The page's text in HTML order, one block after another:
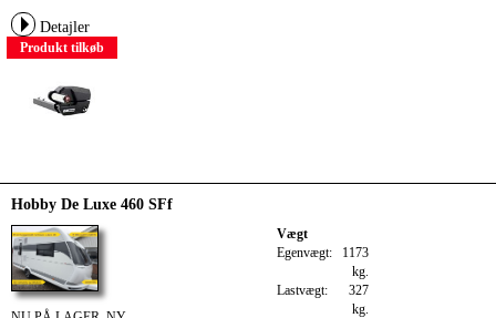
Detajler
Produkt tilkøb
Hobby De Luxe 460 SFf
Vægt
Egenvægt: 1173
kg.
Lastvægt:
327
kg.